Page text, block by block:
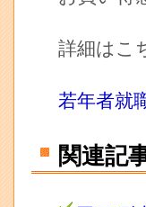
詳細はこ
若年者就
関連記